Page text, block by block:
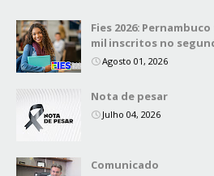
Fies 2026:
mil inscritos no
Agosto 01, 2026
Nota de pesar
Julho 04, 2026
Comunicado